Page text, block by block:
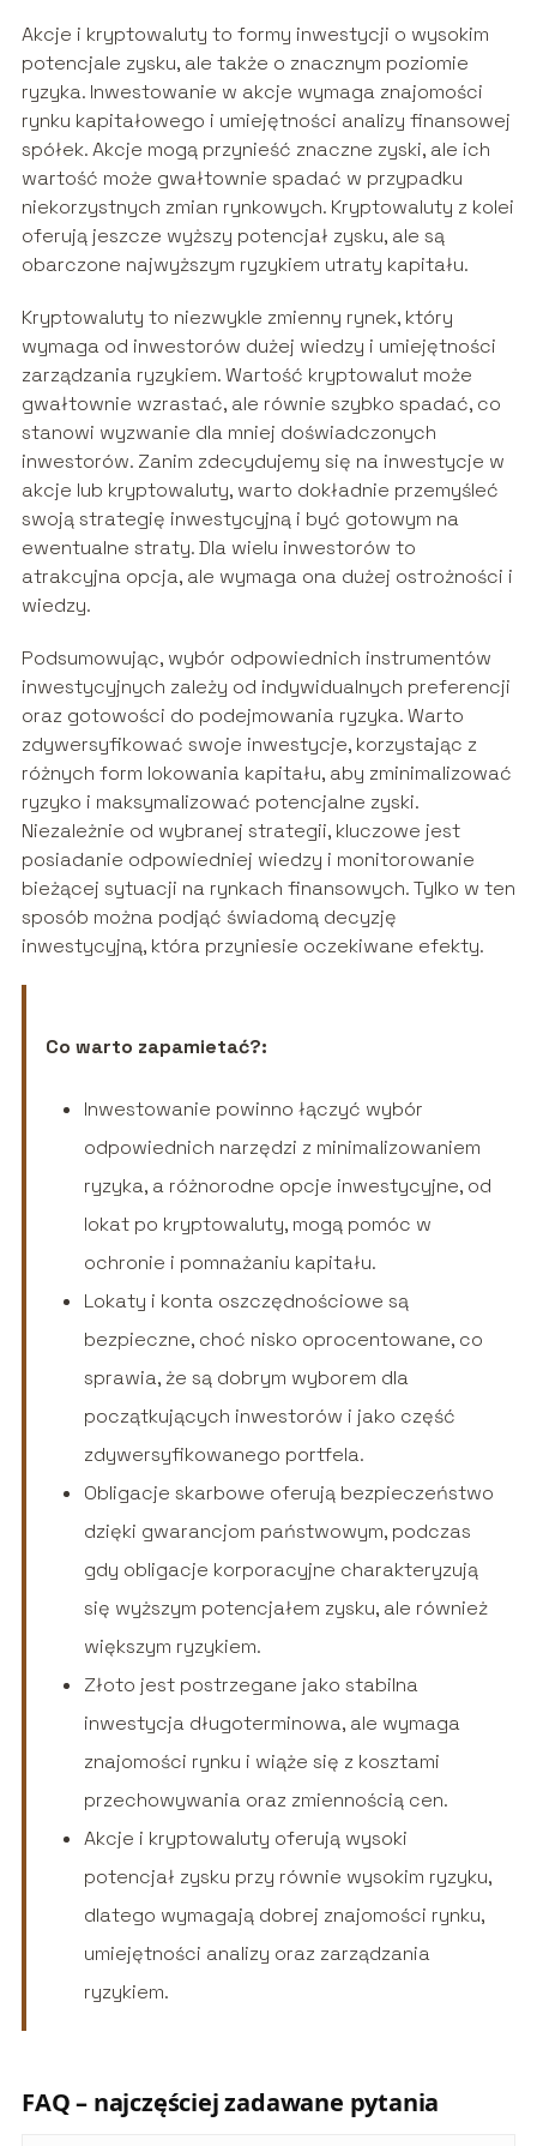
Akcje i kryptowaluty to formy inwestycji o wysokim
potencjale zysku, ale także o znacznym poziomie
ryzyka. Inwestowanie w akcje wymaga znajomości
rynku kapitałowego i umiejętności analizy finansowej
spółek. Akcje mogą przynieść znaczne zyski, ale ich
wartość może gwałtownie spadać w przypadku
niekorzystnych zmian rynkowych. Kryptowaluty z kolei
oferują jeszcze wyższy potencjał zysku, ale są
obarczone najwyższym ryzykiem utraty kapitału.
Kryptowaluty to niezwykle zmienny rynek, który
wymaga od inwestorów dużej wiedzy i umiejętności
zarządzania ryzykiem. Wartość kryptowalut może
gwałtownie wzrastać, ale równie szybko spadać, co
stanowi wyzwanie dla mniej doświadczonych
inwestorów. Zanim zdecydujemy się na inwestycje w
akcje lub kryptowaluty, warto dokładnie przemyśleć
swoją strategię inwestycyjną i być gotowym na
ewentualne straty. Dla wielu inwestorów to
atrakcyjna opcja, ale wymaga ona dużej ostrożności i
wiedzy.
Podsumowując, wybór odpowiednich instrumentów
inwestycyjnych zależy od indywidualnych preferencji
oraz gotowości do podejmowania ryzyka. Warto
zdywersyfikować swoje inwestycje, korzystając z
różnych form lokowania kapitału, aby zminimalizować
ryzyko i maksymalizować potencjalne zyski.
Niezależnie od wybranej strategii, kluczowe jest
posiadanie odpowiedniej wiedzy i monitorowanie
bieżącej sytuacji na rynkach finansowych. Tylko w ten
sposób można podjąć świadomą decyzję
inwestycyjną, która przyniesie oczekiwane efekty.
Co warto zapamietać?:
Inwestowanie powinno łączyć wybór
odpowiednich narzędzi z minimalizowaniem
ryzyka, a różnorodne opcje inwestycyjne, od
lokat po kryptowaluty, mogą pomóc w
ochronie i pomnażaniu kapitału.
Lokaty i konta oszczędnościowe są
bezpieczne, choć nisko oprocentowane, co
sprawia, że są dobrym wyborem dla
początkujących inwestorów i jako część
zdywersyfikowanego portfela.
Obligacje skarbowe oferują bezpieczeństwo
dzięki gwarancjom państwowym, podczas
gdy obligacje korporacyjne charakteryzują
się wyższym potencjałem zysku, ale również
większym ryzykiem.
Złoto jest postrzegane jako stabilna
inwestycja długoterminowa, ale wymaga
znajomości rynku i wiąże się z kosztami
przechowywania oraz zmiennością cen.
Akcje i kryptowaluty oferują wysoki
potencjał zysku przy równie wysokim ryzyku,
dlatego wymagają dobrej znajomości rynku,
umiejętności analizy oraz zarządzania
ryzykiem.
FAQ – najczęściej zadawane pytania